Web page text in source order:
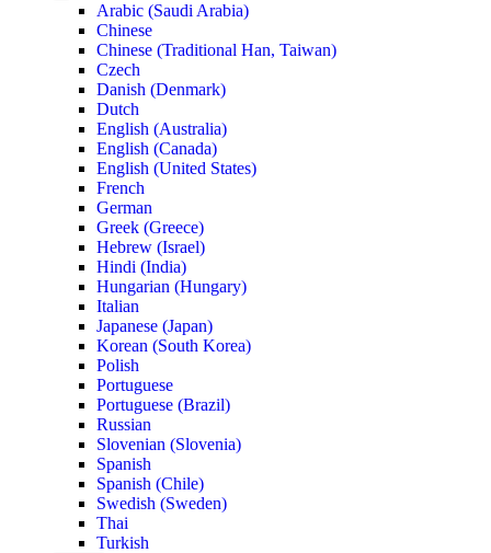
Arabic (Saudi Arabia)
Chinese
Chinese (Traditional Han, Taiwan)
Czech
Danish (Denmark)
Dutch
English (Australia)
English (Canada)
English (United States)
French
German
Greek (Greece)
Hebrew (Israel)
Hindi (India)
Hungarian (Hungary)
Italian
Japanese (Japan)
Korean (South Korea)
Polish
Portuguese
Portuguese (Brazil)
Russian
Slovenian (Slovenia)
Spanish
Spanish (Chile)
Swedish (Sweden)
Thai
Turkish